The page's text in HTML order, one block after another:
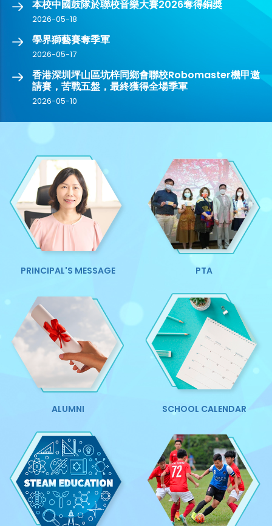
本校中國鼓隊於聯校音樂大賽2026奪得銅奬
2026-05-18
學界獅藝賽奪季軍
2026-05-17
香港深圳坪山區坑梓同鄉會聯校Robomaster機甲邀
請賽，苦戰五盤，最終獲得全場季軍
2026-05-10
PRINCIPAL'S MESSAGE PTA
ALUMNI SCHOOL CALENDAR